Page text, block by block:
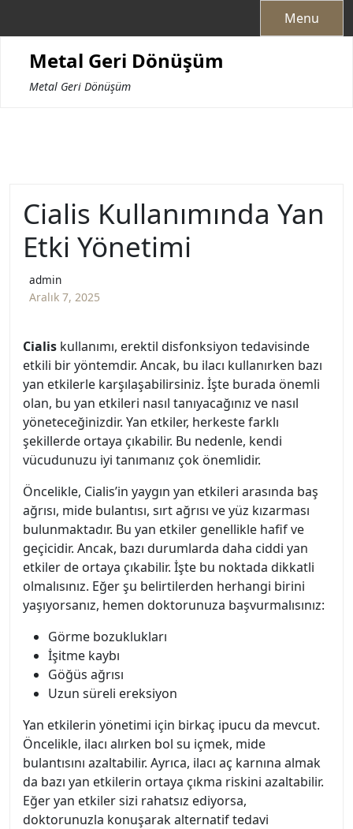
Menu
Metal Geri Dönüşüm
Metal Geri Dönüşüm
Cialis Kullanımında Yan
Etki Yönetimi
admin
Aralık 7, 2025
Cialis kullanımı, erektil disfonksiyon tedavisinde
etkili bir yöntemdir. Ancak, bu ilacı kullanırken bazı
yan etkilerle karşılaşabilirsiniz. İşte burada önemli
olan, bu yan etkileri nasıl tanıyacağınız ve nasıl
yöneteceğinizdir. Yan etkiler, herkeste farklı
şekillerde ortaya çıkabilir. Bu nedenle, kendi
vücudunuzu iyi tanımanız çok önemlidir.
Öncelikle, Cialis’in yaygın yan etkileri arasında baş
ağrısı, mide bulantısı, sırt ağrısı ve yüz kızarması
bulunmaktadır. Bu yan etkiler genellikle hafif ve
geçicidir. Ancak, bazı durumlarda daha ciddi yan
etkiler de ortaya çıkabilir. İşte bu noktada dikkatli
olmalısınız. Eğer şu belirtilerden herhangi birini
yaşıyorsanız, hemen doktorunuza başvurmalısınız:
Görme bozuklukları
İşitme kaybı
Göğüs ağrısı
Uzun süreli ereksiyon
Yan etkilerin yönetimi için birkaç ipucu da mevcut.
Öncelikle, ilacı alırken bol su içmek, mide
bulantısını azaltabilir. Ayrıca, ilacı aç karnına almak
da bazı yan etkilerin ortaya çıkma riskini azaltabilir.
Eğer yan etkiler sizi rahatsız ediyorsa,
doktorunuzla konuşarak alternatif tedavi